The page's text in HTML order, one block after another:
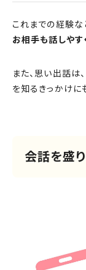
これまでの経験な
お相手も話しや
また、思い出話は
を知るきっかけに
会話を盛